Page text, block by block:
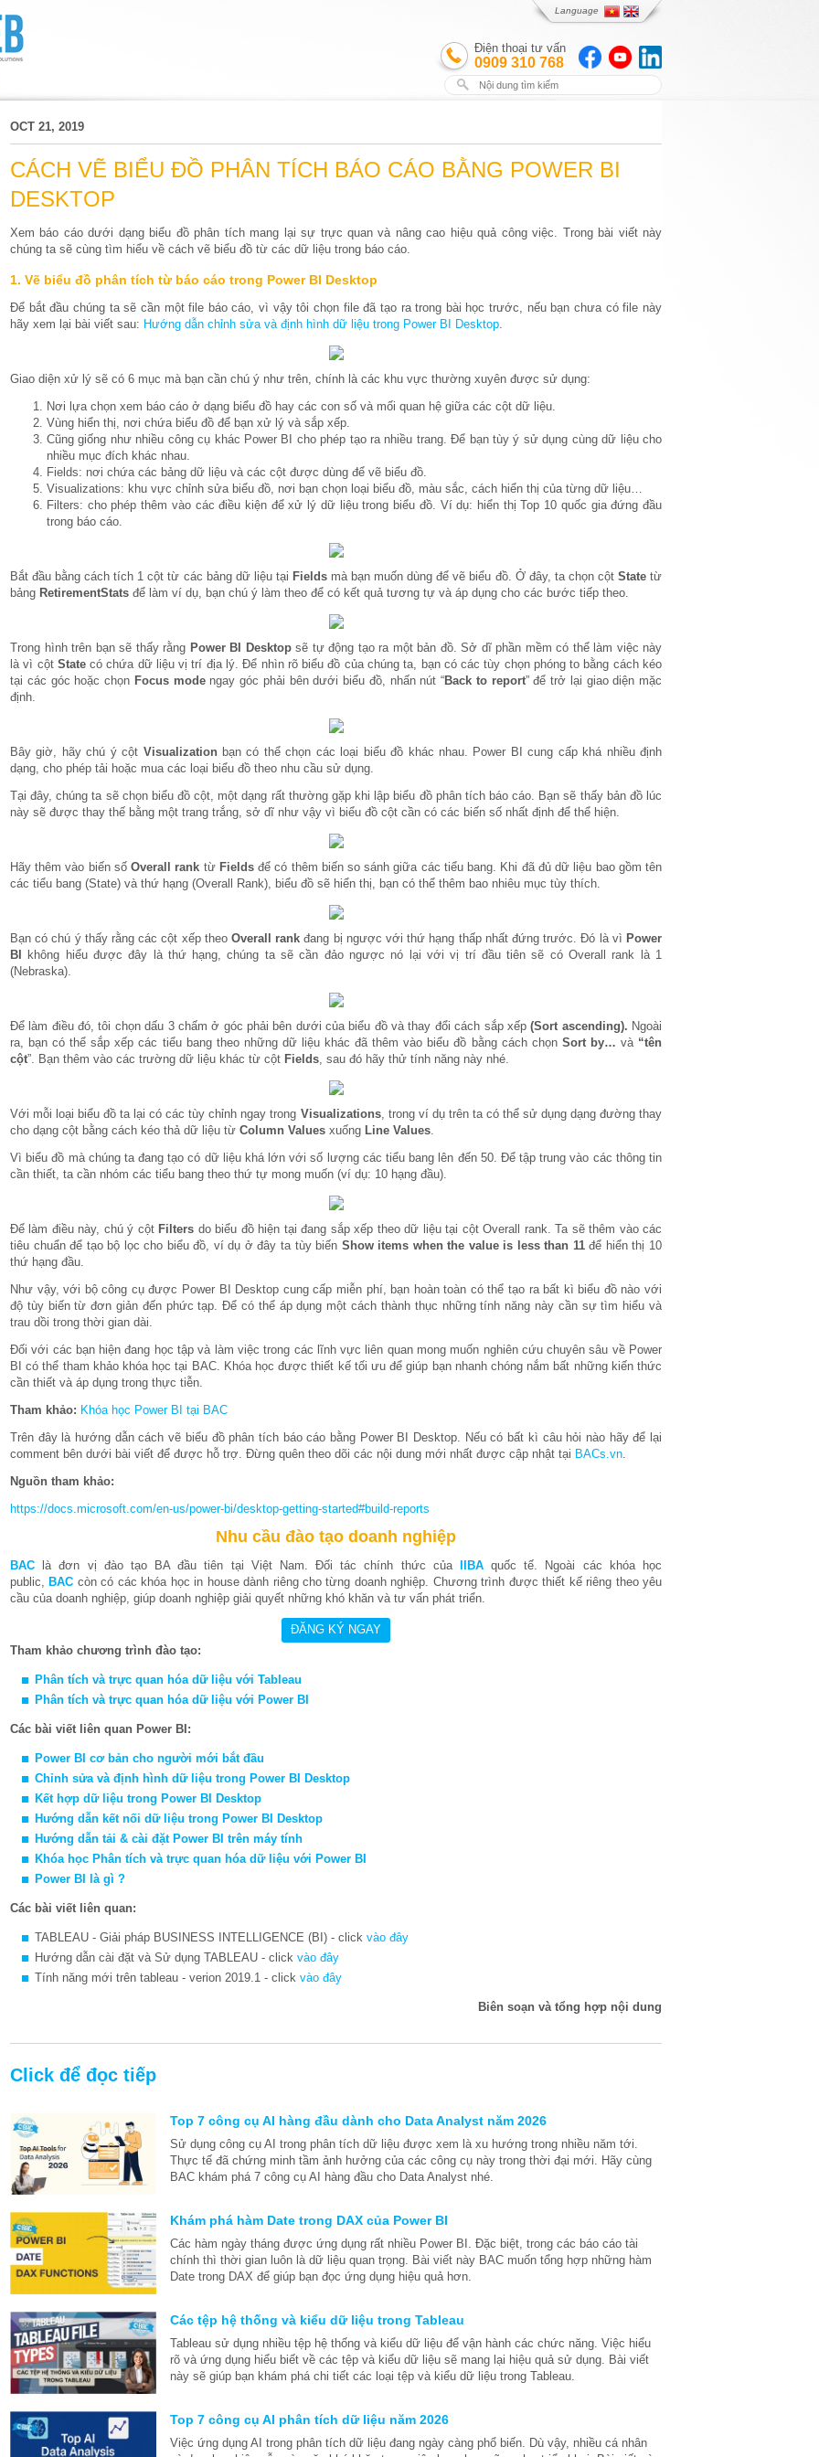
Language
Điện thoại tư vấn
0909 310 768
OCT 21, 2019
CÁCH VẼ BIỂU ĐỒ PHÂN TÍCH BÁO CÁO BẰNG POWER BI
DESKTOP
Xem báo cáo dưới dạng biểu đồ phân tích mang lại sự trực quan và nâng cao hiệu quả công việc. Trong bài viết này
chúng ta sẽ cùng tìm hiểu về cách vẽ biểu đồ từ các dữ liệu trong báo cáo.
1. Vẽ biểu đồ phân tích từ báo cáo trong Power BI Desktop
Để bắt đầu chúng ta sẽ cần một file báo cáo, vì vậy tôi chọn file đã tạo ra trong bài học trước, nếu bạn chưa có file này
hãy xem lại bài viết sau: Hướng dẫn chỉnh sửa và định hình dữ liệu trong Power BI Desktop.
Giao diện xử lý sẽ có 6 mục mà bạn cần chú ý như trên, chính là các khu vực thường xuyên được sử dụng:
Nơi lựa chọn xem báo cáo ở dạng biểu đồ hay các con số và mối quan hệ giữa các cột dữ liệu.
Vùng hiển thị, nơi chứa biểu đồ để bạn xử lý và sắp xếp.
Cũng giống như nhiều công cụ khác Power BI cho phép tạo ra nhiều trang. Để bạn tùy ý sử dụng cùng dữ liệu cho
nhiều mục đích khác nhau.
Fields: nơi chứa các bảng dữ liệu và các cột được dùng để vẽ biểu đồ.
Visualizations: khu vực chỉnh sửa biểu đồ, nơi bạn chọn loại biểu đồ, màu sắc, cách hiển thị của từng dữ liệu…
Filters: cho phép thêm vào các điều kiện để xử lý dữ liệu trong biểu đồ. Ví dụ: hiển thị Top 10 quốc gia đứng đầu
trong báo cáo.
Bắt đầu bằng cách tích 1 cột từ các bảng dữ liệu tại Fieldsmà bạn muốn dùng để vẽ biểu đồ. Ở đây, ta chọn cột Statetừ
bảng RetirementStats để làm ví dụ, bạn chú ý làm theo để có kết quả tương tự và áp dụng cho các bước tiếp theo.
Trong hình trên bạn sẽ thấy rằng Power BI Desktopsẽ tự động tạo ra một bản đồ. Sở dĩ phần mềm có thể làm việc này
là vì cột Statecó chứa dữ liệu vị trí địa lý. Để nhìn rõ biểu đồ của chúng ta, bạn có các tùy chọn phóng to bằng cách kéo
tại các góc hoặc chọn Focus mode ngay góc phải bên dưới biểu đồ, nhấn nút “Back to report” để trở lại giao diện mặc
định.
Bây giờ, hãy chú ý cột Visualizationbạn có thể chọn các loại biểu đồ khác nhau. Power BI cung cấp khá nhiều định
dạng, cho phép tải hoặc mua các loại biểu đồ theo nhu cầu sử dụng.
Tại đây, chúng ta sẽ chọn biểu đồ cột, một dạng rất thường gặp khi lập biểu đồ phân tích báo cáo. Bạn sẽ thấy bản đồ lúc
này sẽ được thay thế bằng một trang trắng, sở dĩ như vậy vì biểu đồ cột cần có các biến số nhất định để thể hiện.
Hãy thêm vào biến sốOverall rank từFieldsđể có thêm biến so sánh giữa các tiểu bang. Khi đã đủ dữ liệu bao gồm tên
các tiểu bang (State) và thứ hạng (Overall Rank), biểu đồ sẽ hiển thị, bạn có thể thêm bao nhiêu mục tùy thích.
Bạn có chú ý thấy rằng các cột xếp theo Overall rank đang bị ngược với thứ hạng thấp nhất đứng trước. Đó là vì Power
BI
không hiểu được đây là thứ hạng, chúng ta sẽ cần đảo ngược nó lại với vị trí đầu tiên sẽ có Overall rank là 1
(Nebraska).
Để làm điều đó, tôi chọn dấu 3 chấm ở góc phải bên dưới của biểu đồ và thay đổi cách sắp xếp(Sort ascending). Ngoài
ra, bạn có thể sắp xếp các tiểu bang theo những dữ liệu khác đã thêm vào biểu đồ bằng cách chọn Sort by… và “tên
cột”. Bạn thêm vào các trường dữ liệu khác từ cột Fields, sau đó hãy thử tính năng này nhé.
Với mỗi loại biểu đồ ta lại có các tùy chỉnh ngay trong Visualizations, trong ví dụ trên ta có thể sử dụng dạng đường thay
cho dạng cột bằng cách kéo thả dữ liệu từ Column Values xuống Line Values.
Vì biểu đồ mà chúng ta đang tạo có dữ liệu khá lớn với số lượng các tiểu bang lên đến 50. Để tập trung vào các thông tin
cần thiết, ta cần nhóm các tiểu bang theo thứ tự mong muốn (ví dụ: 10 hạng đầu).
Để làm điều này, chú ý cột Filters do biểu đồ hiện tại đang sắp xếp theo dữ liệu tại cột Overall rank. Ta sẽ thêm vào các
tiêu chuẩn để tạo bộ lọc cho biểu đồ, ví dụ ở đây ta tùy biến Show items when the value is less than 11để hiển thị 10
thứ hạng đầu.
Như vậy, với bộ công cụ được Power BI Desktop cung cấp miễn phí, bạn hoàn toàn có thể tạo ra bất kì biểu đồ nào với
độ tùy biến từ đơn giản đến phức tạp. Để có thể áp dụng một cách thành thục những tính năng này cần sự tìm hiểu và
trau dồi trong thời gian dài.
Đối với các bạn hiện đang học tập và làm việc trong các lĩnh vực liên quan mong muốn nghiên cứu chuyên sâu về Power
BI có thể tham khảo khóa học tại BAC. Khóa học được thiết kế tối ưu để giúp bạn nhanh chóng nắm bất những kiến thức
cần thiết và áp dụng trong thực tiễn.
Tham khảo: Khóa học Power BI tại BAC
Trên đây là hướng dẫn cách vẽ biểu đồ phân tích báo cáo bằng Power BI Desktop. Nếu có bất kì câu hỏi nào hãy để lại
comment bên dưới bài viết để được hỗ trợ. Đừng quên theo dõi các nội dung mới nhất được cập nhật tại BACs.vn.
Nguồn tham khảo:
https://docs.microsoft.com/en-us/power-bi/desktop-getting-started#build-reports
Nhu cầu đào tạo doanh nghiệp
BAC là đơn vị đào tạo BA đầu tiên tại Việt Nam. Đối tác chính thức của IIBAquốc tế. Ngoài các khóa học
public, BAC còn có các khóa học in house dành riêng cho từng doanh nghiệp. Chương trình được thiết kế riêng theo yêu
cầu của doanh nghiệp, giúp doanh nghiệp giải quyết những khó khăn và tư vấn phát triển.
Tham khảo chương trình đào tạo:
Phân tích và trực quan hóa dữ liệu với Tableau
Phân tích và trực quan hóa dữ liệu với Power BI
Các bài viết liên quan Power BI:
Power BI cơ bản cho người mới bắt đầu
Chỉnh sửa và định hình dữ liệu trong Power BI Desktop
Kết hợp dữ liệu trong Power BI Desktop
Hướng dẫn kết nối dữ liệu trong Power BI Desktop
Hướng dẫn tải & cài đặt Power BI trên máy tính
Khóa học Phân tích và trực quan hóa dữ liệu với Power BI
Power BI là gì ?
Các bài viết liên quan:
TABLEAU - Giải pháp BUSINESS INTELLIGENCE (BI) - click vào đây
Hướng dẫn cài đặt và Sử dụng TABLEAU - click vào đây
Tính năng mới trên tableau - verion 2019.1 - click vào đây
Biên soạn và tổng hợp nội dung
Click để đọc tiếp
Top 7 công cụ AI hàng đầu dành cho Data Analyst năm 2026
Sử dụng công cụ AI trong phân tích dữ liệu được xem là xu hướng trong nhiều năm tới.
Thực tế đã chứng minh tầm ảnh hưởng của các công cụ này trong thời đại mới. Hãy cùng
BAC khám phá 7 công cụ AI hàng đầu cho Data Analyst nhé.
Khám phá hàm Date trong DAX của Power BI
Các hàm ngày tháng được ứng dụng rất nhiều Power BI. Đặc biệt, trong các báo cáo tài
chính thì thời gian luôn là dữ liệu quan trọng. Bài viết này BAC muốn tổng hợp những hàm
Date trong DAX để giúp bạn đọc ứng dụng hiệu quả hơn.
Các tệp hệ thống và kiểu dữ liệu trong Tableau
Tableau sử dụng nhiều tệp hệ thống và kiểu dữ liệu để vận hành các chức năng. Việc hiểu
rõ và ứng dụng hiểu biết về các tệp và kiểu dữ liệu sẽ mang lại hiệu quả sử dụng. Bài viết
này sẽ giúp bạn khám phá chi tiết các loại tệp và kiểu dữ liệu trong Tableau.
Top 7 công cụ AI phân tích dữ liệu năm 2026
Việc ứng dụng AI trong phân tích dữ liệu đang ngày càng phổ biến. Dù vậy, nhiều cá nhân